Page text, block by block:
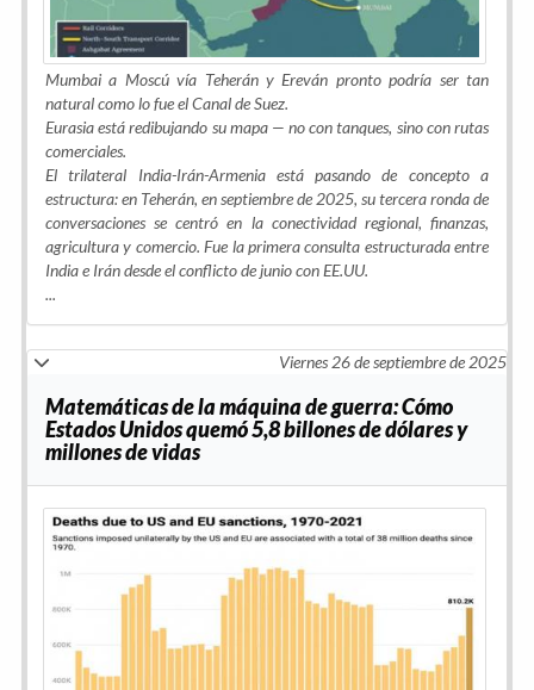
Mumbai a Moscú vía Teherán y Ereván pronto podría ser tan
natural como lo fue el Canal de Suez.
Eurasia está redibujando su mapa — no con tanques, sino con rutas
comerciales.
El trilateral India-Irán-Armenia está pasando de concepto a
estructura: en Teherán, en septiembre de 2025, su tercera ronda de
conversaciones se centró en la conectividad regional, finanzas,
agricultura y comercio. Fue la primera consulta estructurada entre
India e Irán desde el conflicto de junio con EE.UU.
...
Viernes 26 de septiembre de 2025
Matemáticas de la máquina de guerra: Cómo
Estados Unidos quemó 5,8 billones de dólares y
millones de vidas